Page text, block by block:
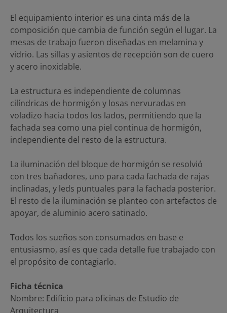
El equipamiento interior es una cinta más de la
composición que cambia de función según el lugar. La
mesas de trabajo fueron diseñadas en melamina y
vidrio. Las sillas y asientos de recepción son de cuero
y acero inoxidable.
La estructura es independiente de columnas
cilíndricas de hormigón y losas nervuradas en
voladizo hacia todos los lados, permitiendo que la
fachada sea como una piel continua de hormigón,
independiente del resto de la estructura.
La iluminación del bloque de hormigón se resolvió
con tres bañadores, uno para cada fachada de rajas
inclinadas, y leds puntuales para la fachada posterior.
El resto de la iluminación se planteo con artefactos de
apoyar, de aluminio acero satinado.
Todos los sueños son consumados en base e
entusiasmo, así es que cada detalle fue trabajado con
el propósito de contagiarlo.
Ficha técnica
Nombre: Edificio para oficinas de Estudio de
Arquitectura